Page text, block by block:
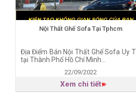
Nội Thất Ghế Sofa Tại Tphcm
Địa Điểm Bán Nội Thất Ghế Sofa Uy
tại Thành Phố Hồ Chí Minh...
22/09/2022
Xem chi tiết